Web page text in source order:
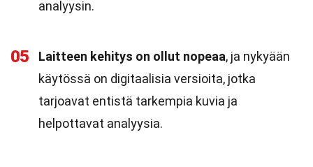
analyysin.
05 Laitteen kehitys on ollut nopeaa, ja nykyään
käytössä on digitaalisia versioita, jotka
tarjoavat entistä tarkempia kuvia ja
helpottavat analyysia.